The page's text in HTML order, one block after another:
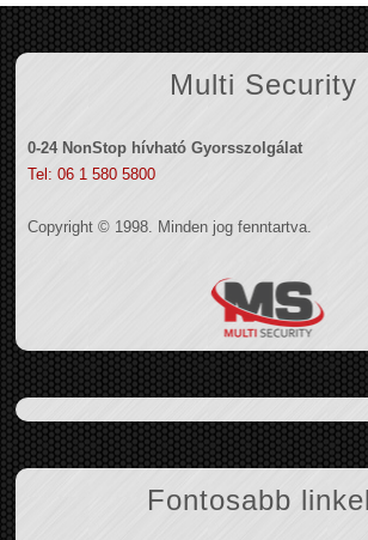
Multi Security
0-24 NonStop hívható Gyorsszolgálat
Tel: 06 1 580 5800
Copyright © 1998. Minden jog fenntartva.
Fontosabb